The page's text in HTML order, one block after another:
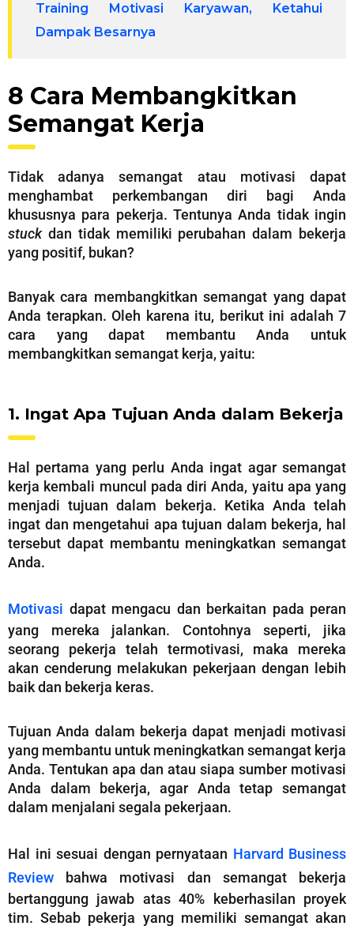
Training Motivasi Karyawan, Ketahui
Dampak Besarnya
8 Cara Membangkitkan
Semangat Kerja
Tidak adanya semangat atau motivasi dapat
menghambat perkembangan diri bagi Anda
khususnya para pekerja. Tentunya Anda tidak ingin
stuck dan tidak memiliki perubahan dalam bekerja
yang positif, bukan?
Banyak cara membangkitkan semangat yang dapat
Anda terapkan. Oleh karena itu, berikut ini adalah 7
cara yang dapat membantu Anda untuk
membangkitkan semangat kerja, yaitu:
1. Ingat Apa Tujuan Anda dalam Bekerja
Hal pertama yang perlu Anda ingat agar semangat
kerja kembali muncul pada diri Anda, yaitu apa yang
menjadi tujuan dalam bekerja. Ketika Anda telah
ingat dan mengetahui apa tujuan dalam bekerja, hal
tersebut dapat membantu meningkatkan semangat
Anda.
Motivasi dapat mengacu dan berkaitan pada peran
yang mereka jalankan. Contohnya seperti, jika
seorang pekerja telah termotivasi, maka mereka
akan cenderung melakukan pekerjaan dengan lebih
baik dan bekerja keras.
Tujuan Anda dalam bekerja dapat menjadi motivasi
yang membantu untuk meningkatkan semangat kerja
Anda. Tentukan apa dan atau siapa sumber motivasi
Anda dalam bekerja, agar Anda tetap semangat
dalam menjalani segala pekerjaan.
Hal ini sesuai dengan pernyataan Harvard Business
Review bahwa motivasi dan semangat bekerja
bertanggung jawab atas 40% keberhasilan proyek
tim. Sebab pekerja yang memiliki semangat akan